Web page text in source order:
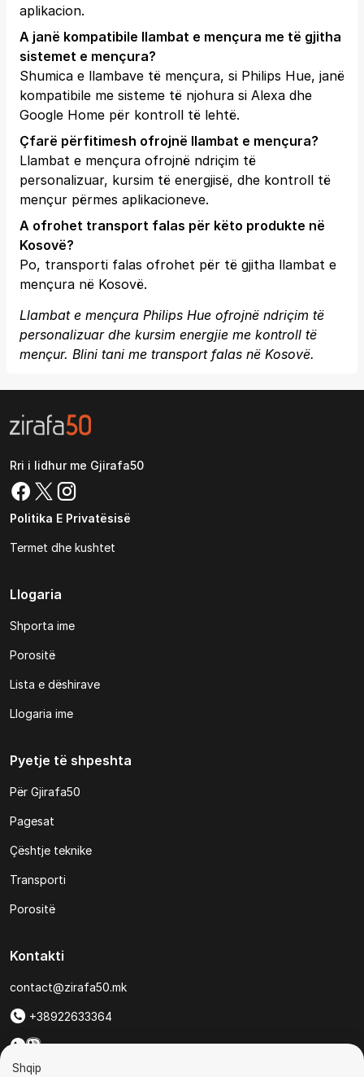
aplikacion.
A janë kompatibile llambat e mençura me të gjitha
sistemet e mençura?
Shumica e llambave të mençura, si Philips Hue, janë
kompatibile me sisteme të njohura si Alexa dhe
Google Home për kontroll të lehtë.
Çfarë përfitimesh ofrojnë llambat e mençura?
Llambat e mençura ofrojnë ndriçim të
personalizuar, kursim të energjisë, dhe kontroll të
mençur përmes aplikacioneve.
A ofrohet transport falas për këto produkte në
Kosovë?
Po, transporti falas ofrohet për të gjitha llambat e
mençura në Kosovë.
Llambat e mençura Philips Hue ofrojnë ndriçim të
personalizuar dhe kursim energjie me kontroll të
mençur. Blini tani me transport falas në Kosovë.
Rri i lidhur me Gjirafa50
Politika E Privatësisë
Termet dhe kushtet
Llogaria
Shporta ime
Porositë
Lista e dëshirave
Llogaria ime
Pyetje të shpeshta
Për Gjirafa50
Pagesat
Çështje teknike
Transporti
Porositë
Kontakti
contact@zirafa50.mk
+38922633364
Për kërkesa të ofertave:
Shqip